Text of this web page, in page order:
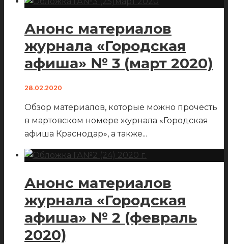
Анонс материалов
журнала «Городская
афиша» № 3 (март 2020)
28.02.2020
Обзор материалов, которые можно прочесть
в мартовском номере журнала «Городская
афиша Краснодар», а также...
Анонс материалов
журнала «Городская
афиша» № 2 (февраль
2020)